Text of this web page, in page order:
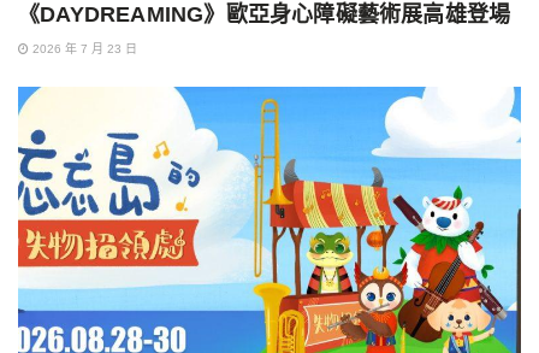
《DAYDREAMING》歐亞身心障礙藝術展高雄登場
2026 年 7 月 23 日